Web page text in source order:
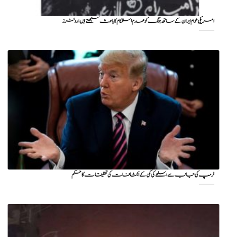
امریکی عوام ایران کے ساتھ جنگ کو عدم استحکام کا باعث سمجھتے ہیں: روئٹرز
ٹرمپ کی جانب سے اسلحے کی کمی کے انکشافات کی تحقیقات کا حکم